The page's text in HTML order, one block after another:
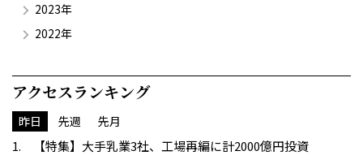
2023年
2022年
アクセスランキング
昨日 先週 先月
【特集】大手乳業3社、工場再編に計2000億円投資